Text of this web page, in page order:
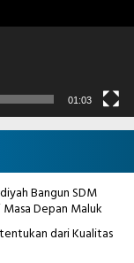
01:03
Bangun SDM
Depan Maluk
dari Kualitas